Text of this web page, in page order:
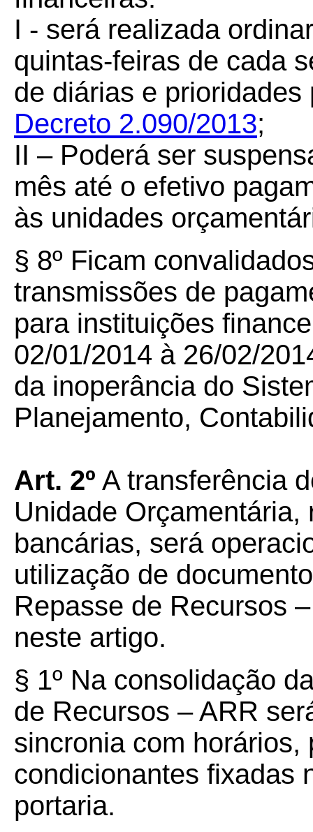
I - será realizada
quintas-feiras de cada
de diárias e
Decreto 2.090/2013;
II – Poderá ser
mês até o efetivo
às unidades
§ 8º Ficam
transmissões de
para instituições
02/01/2014 à 26/02/
da inoperância do
Planejamento,
Art. 2º A transferência
Unidade
bancárias, será
utilização de
Repasse de Recursos
neste artigo.
§ 1º Na consolidação
de Recursos – ARR
sincronia com horários,
condicionantes fixadas
portaria.